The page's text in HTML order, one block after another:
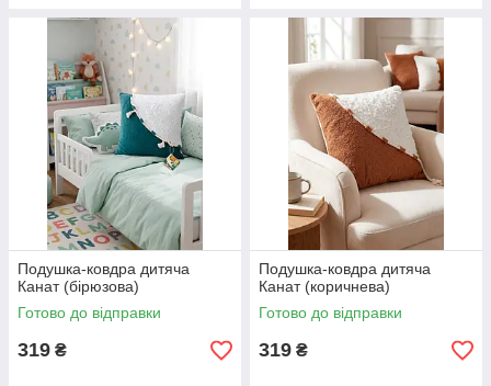
Подушка-ковдра дитяча
Канат (бірюзова)
Готово до відправки
319 ₴
Подушка-ковдра дитяча
Канат (коричнева)
Готово до відправки
319 ₴